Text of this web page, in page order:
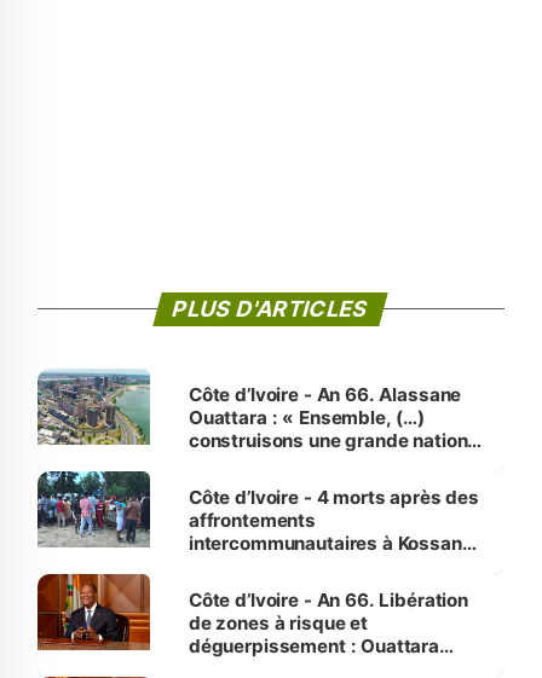
PLUS D'ARTICLES
Côte d’Ivoire - An 66. Alassane
Ouattara : « Ensemble, (…)
construisons une grande nation
générations futures »
Côte d’Ivoire - 4 morts après des
affrontements
intercommunautaires à Kossandji
milieu des sinistrés
Côte d’Ivoire - An 66. Libération
de zones à risque et
déguerpissement : Ouattara